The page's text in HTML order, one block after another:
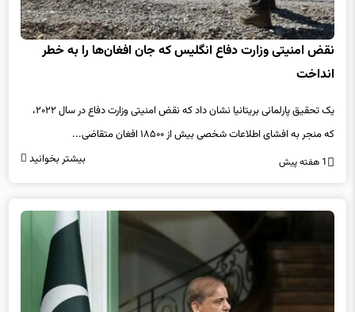
نقض امنیتی وزارت دفاع انگلیس که جان افغان‌ها را به خطر
انداخت
یک تحقیق پارلمانی بریتانیا نشان داد که نقض امنیتی وزارت دفاع در سال ۲۰۲۲،
که منجر به افشای اطلاعات شخصی بیش از ۱۸۵۰۰ افغان متقاضی...
1 هفته پیش بیشتر بخوانید